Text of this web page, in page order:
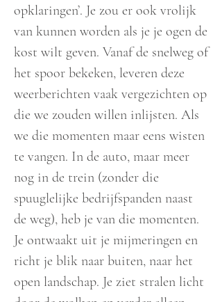
opklaringen’. Je zou er ook vrolijk
van kunnen worden als je je ogen de
kost wilt geven. Vanaf de snelweg of
het spoor bekeken, leveren deze
weerberichten vaak vergezichten op
die we zouden willen inlijsten. Als
we die momenten maar eens wisten
te vangen. In de auto, maar meer
nog in de trein (zonder die
spuuglelijke bedrijfspanden naast
de weg), heb je van die momenten.
Je ontwaakt uit je mijmeringen en
richt je blik naar buiten, naar het
open landschap. Je ziet stralen licht